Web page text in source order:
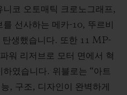
니코 오토매틱 크로노그래프,
선사하는 메카-10, 뚜르비
생했습니다. 또한 11 MP-
워 리저브로 모터 면에서 혁
였습니다. 위블로는 “아트
, 구조, 디자인이 완벽하게